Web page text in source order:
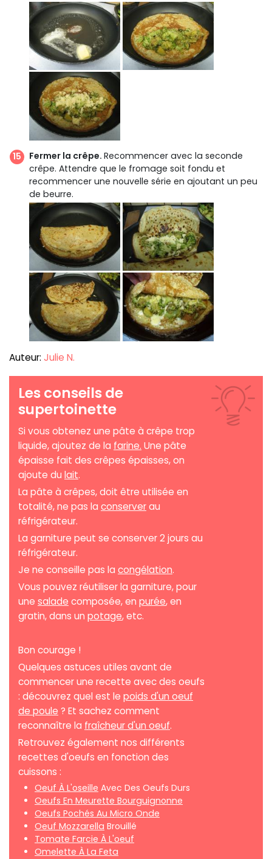
Fermer la crêpe. Recommencer avec la seconde
crêpe. Attendre que le fromage soit fondu et
recommencer une nouvelle série en ajoutant un peu
de beurre.
Auteur: Julie N.
Les conseils de
supertoinette
Si vous obtenez une pâte à crêpe trop
liquide, ajoutez de la farine. Une pâte
épaisse fait des crêpes épaisses, on
ajoute du lait.
La pâte à crêpes, doit être utilisée en
totalité, ne pas la conserverau
réfrigérateur.
La garniture peut se conserver 2 jours au
réfrigérateur.
Je ne conseille pas la congélation.
Vous pouvez réutiliser la garniture, pour
une salade composée, en purée, en
gratin, dans un potage, etc.
Bon courage !
Quelques astuces utiles avant de
commencer une recette avec des oeufs
: découvrez quel est le poids d'un oeuf
de poule ? Et sachez comment
reconnaître la fraîcheur d'un oeuf.
Retrouvez également nos différents
recettes d'oeufs en fonction des
cuissons :
Oeuf À L'oseille Avec Des Oeufs Durs
Oeufs En Meurette Bourguignonne
Oeufs Pochés Au Micro Onde
Oeuf Mozzarella Brouillé
Tomate Farcie À L'oeuf
Omelette À La Feta